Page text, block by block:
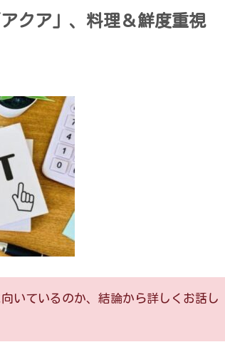
クア」、料理＆鮮度重視
いているのか、結論から詳しくお話し